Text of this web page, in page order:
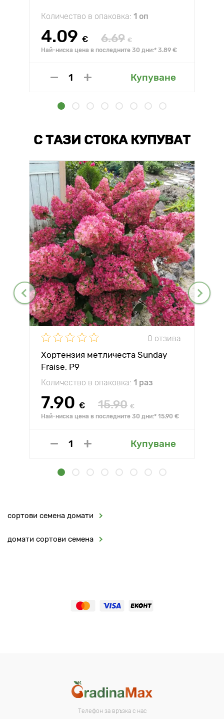
Количество в опаковка: 1 оп
4.09 € 6.69 €
Най-ниска цена в последните 30 дни:* 3.89 €
Купуване
С ТАЗИ СТОКА КУПУВАТ
0 отзива
Хортензия метличеста Sunday
Fraise, P9
Количество в опаковка: 1 раз
7.90 € 15.90 €
Най-ниска цена в последните 30 дни:* 15.90 €
Купуване
сортови семена домати
домати сортови семена
Телефон за връзка с нас